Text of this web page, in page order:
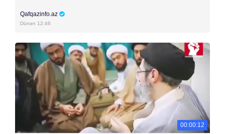
Qafqazinfo.az
Dünən 12:46
00:00:12